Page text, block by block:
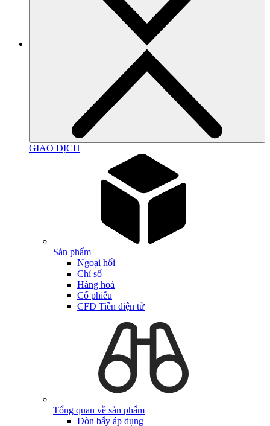
GIAO DỊCH
Sản phẩm
Ngoại hối
Chỉ số
Hàng hoá
Cổ phiếu
CFD Tiền điện tử
Tổng quan về sản phẩm
Đòn bẩy áp dụng